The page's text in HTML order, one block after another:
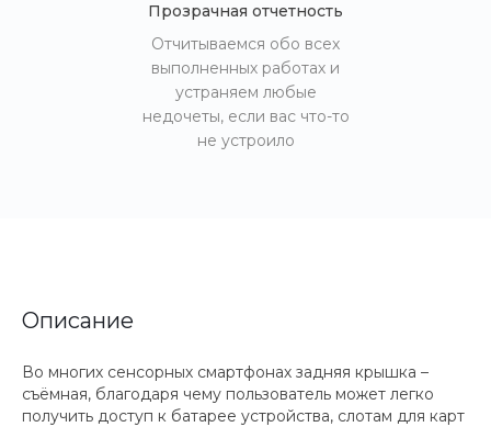
Прозрачная отчетность
Отчитываемся обо всех
выполненных работах и
устраняем любые
недочеты, если вас что-то
не устроило
Описание
Во многих сенсорных смартфонах задняя крышка –
съёмная, благодаря чему пользователь может легко
получить доступ к батарее устройства, слотам для карт